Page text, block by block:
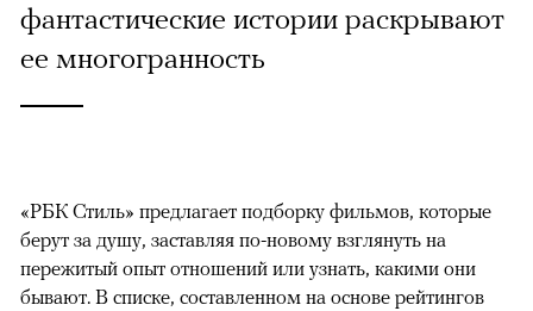
фантастические истории раскрывают
ее многогранность
«РБК Стиль» предлагает подборку фильмов, которые
берут за душу, заставляя по-новому взглянуть на
пережитый опыт отношений или узнать, какими они
бывают. В списке, составленном на основе рейтингов